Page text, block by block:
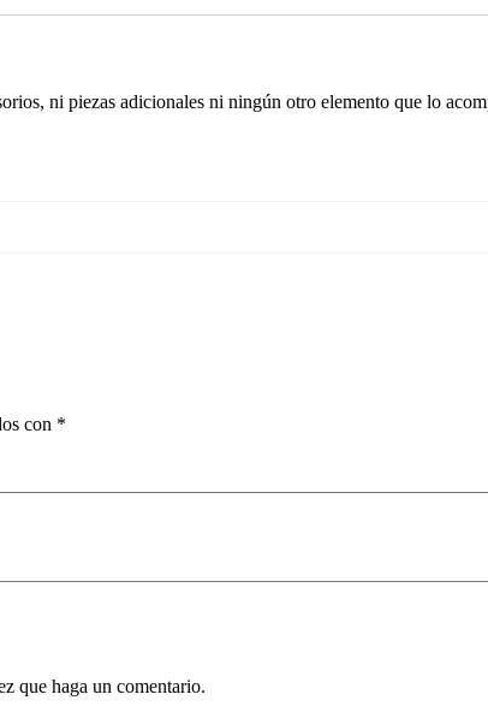
ni piezas adicionales ni ningún otro elemento que lo
con *
que haga un comentario.